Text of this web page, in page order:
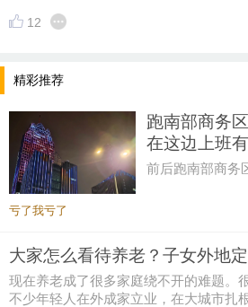
放弃吗？
提示：回复之后就能看到红包，
12
精彩推荐
跑南部商务
在这边上班
前后跑南部商务
片密集写字楼
亏了我亏了
大家怎么看待养老？子女外地
现在养老成了很多家庭绕不开的难题。
不少年轻人在外成家立业，在大城市扎